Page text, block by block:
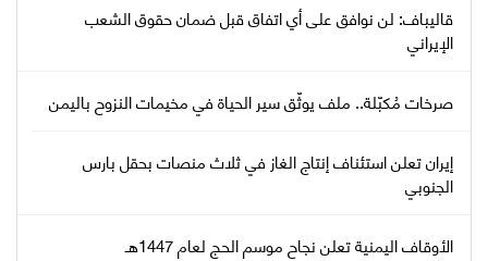
قاليباف: لن نوافق على أي اتفاق قبل ضمان حقوق الشعب
الإيراني
صرخات مُكبّلة.. ملف يوثّق سير الحياة في مخيمات النزوح باليمن
إيران تعلن استئناف إنتاج الغاز في ثلاث منصات بحقل بارس
الجنوبي
الأوقاف اليمنية تعلن نجاح موسم الحج لعام 1447هـ